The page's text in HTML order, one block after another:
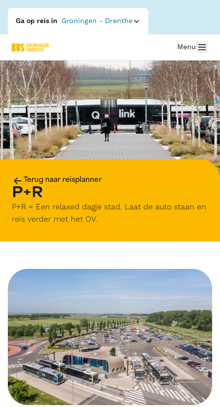
Ga op reis in Groningen - Drenthe
Menu
Terug naar reisplanner
P+R
P+R = Een relaxed dagje stad. Laat de auto staan en
reis verder met het OV.